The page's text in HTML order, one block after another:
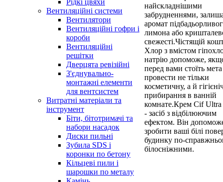
Рідкі цвяхи
Вентиляційні системи
Вентилятори
Вентиляційні гофри і
короби
Вентиляційні
решітки
Дверцята ревізійні
З'єднувально-
монтажні елементи
для вентсистем
Витратні матеріали та
інструмент
Біти, бітотримачі та
набори насадок
Диски пильні
Зубила SDS і
коронки по бетону
Кільцеві пили і
шарошки по металу
найскладнішими
забрудненнями,
аромат
лимона або
свежесті.Чістящій
Хлор з вмістом
натрію допоможе,
перед вами стоїть мета
провести не тільки
косметичну, а й
прибирання в ванній
комнате.Крем Cif Ultra
- засіб з відбілюючим
ефектом. Він
зробити ваші білі
будинку по-
білосніжними.